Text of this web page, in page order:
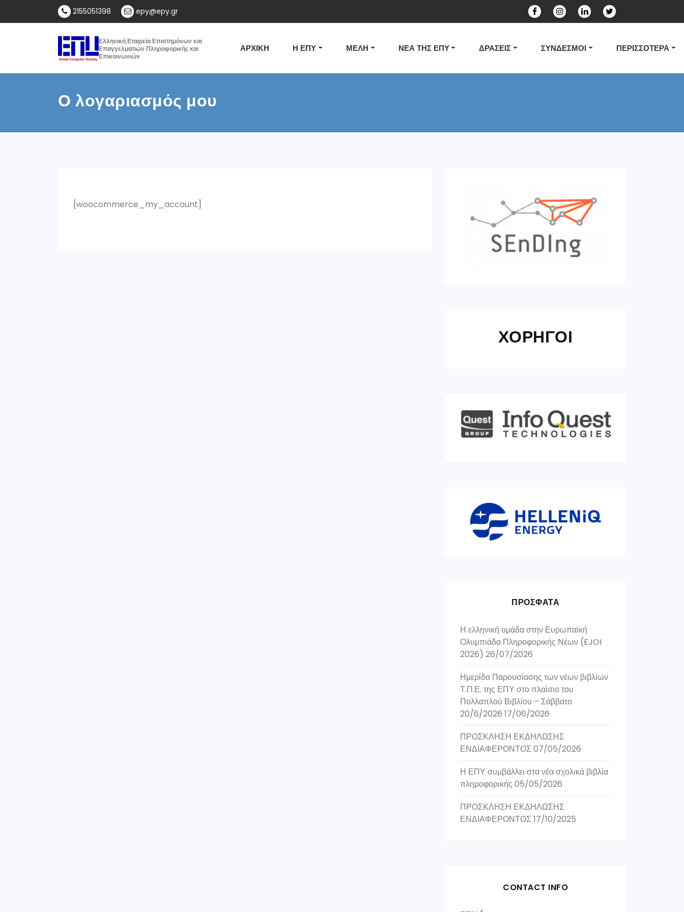
2155051398 epy@epy.gr
Ελληνική Εταιρεία Επιστημόνων και
Επαγγελματιών Πληροφορικής και
Επικοινωνιών
ΑΡΧΙΚΗ Η ΕΠΥ ΜΕΛΗ ΝΕΑ ΤΗΣ ΕΠΥ ΔΡΑΣΕΙΣ ΣΥΝΔΕΣΜΟΙ ΠΕΡΙΣΣΟΤΕΡΑ
Ο λογαριασμός μου
[woocommerce_my_account]
ΧΟΡΗΓΟΙ
ΠΡΟΣΦΑΤΑ
Η ελληνική ομάδα στην Ευρωπαϊκή
Ολυμπιάδα Πληροφορικής Νέων (EJOI
2026) 26/07/2026
Ημερίδα Παρουσίασης των νέων βιβλίων
Τ.Π.Ε. της ΕΠΥ στο πλαίσιο του
Πολλαπλού Βιβλίου – Σάββατο
20/6/2026 17/06/2026
ΠΡΟΣΚΛΗΣΗ ΕΚΔΗΛΩΣΗΣ
ΕΝΔΙΑΦΕΡΟΝΤΟΣ07/05/2026
Η ΕΠΥ συμβάλλει στα νέα σχολικά βιβλία
πληροφορικής 05/05/2026
ΠΡΟΣΚΛΗΣΗ ΕΚΔΗΛΩΣΗΣ
ΕΝΔΙΑΦΕΡΟΝΤΟΣ17/10/2025
CONTACT INFO